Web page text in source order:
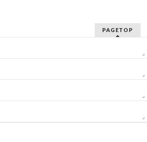
PAGETOP